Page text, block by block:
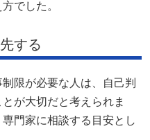
でした。
する
限が必要な人は、自己判
が大切だと考えられま
門家に相談する目安とし